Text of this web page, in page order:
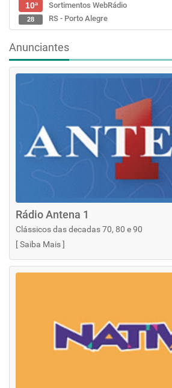
10ª
Sortimentos WebRádio
RS - Porto Alegre
28
Anunciantes
Rádio Antena 1
Clássicos das decadas 70, 80 e 90
[Saiba Mais]